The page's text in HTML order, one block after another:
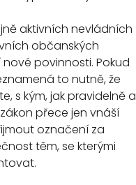
aktivních nevládních
občanských
povinnosti. Pokud
to nutně, že
s kým, jak pravidelně a
přece jen vnáší
označení za
těm, se kterými